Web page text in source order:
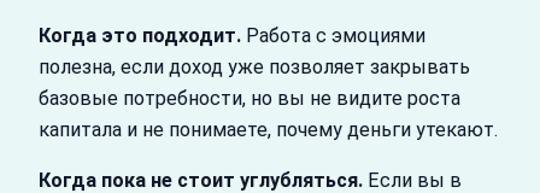
Когда это подходит. Работа с эмоциями
полезна, если доход уже позволяет закрывать
базовые потребности, но вы не видите роста
капитала и не понимаете, почему деньги утекают.
Когда пока не стоит углубляться. Если вы в